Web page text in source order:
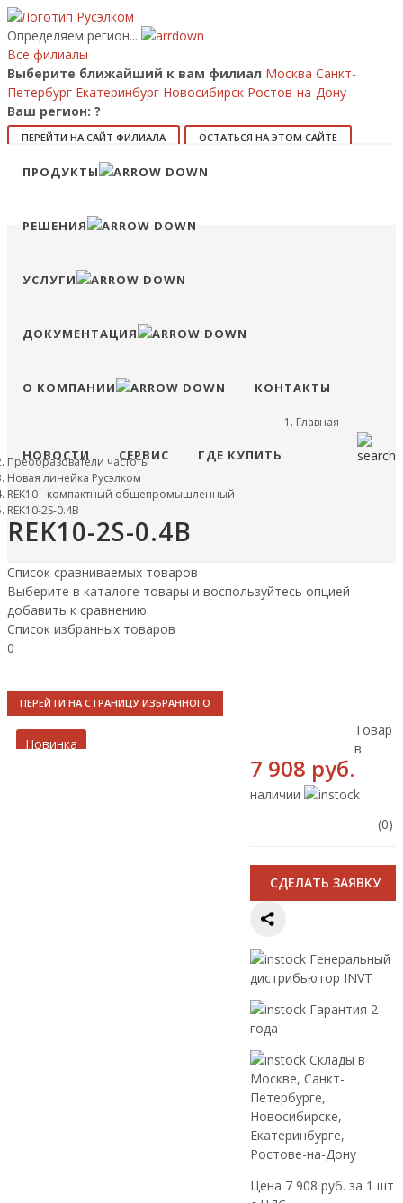
Определяем регион...
Все филиалы
Выберите ближайший к вам филиал Москва Санкт-
Петербург Екатеринбург Новосибирск Ростов-на-Дону
Ваш регион: ?
ПЕРЕЙТИ НА САЙТ ФИЛИАЛА ОСТАТЬСЯ НА ЭТОМ САЙТЕ
Сравнение
ПРОДУКТЫ
РЕШЕНИЯ
УСЛУГИ
ДОКУМЕНТАЦИЯ
О КОМПАНИИ КОНТАКТЫ
НОВОСТИ СЕРВИС ГДЕ КУПИТЬ
Главная
Преобразователи частоты
Новая линейка Русэлком
REK10 - компактный общепромышленный
REK10-2S-0.4B
REK10-2S-0.4B
Список сравниваемых товаров
Выберите в каталоге товары и воспользуйтесь опцией
добавить к сравнению
Список избранных товаров
0
ПЕРЕЙТИ НА СТРАНИЦУ ИЗБРАННОГО
Новинка
7 908 руб.
Товар
в
наличии
(0)
CДЕЛАТЬ ЗАЯВКУ
Генеральный
дистрибьютор INVT
Гарантия 2
года
Склады в
Москве, Санкт-
Петербурге,
Новосибирске,
Екатеринбурге,
Ростове-на-Дону
Цена 7 908 руб. за 1 шт